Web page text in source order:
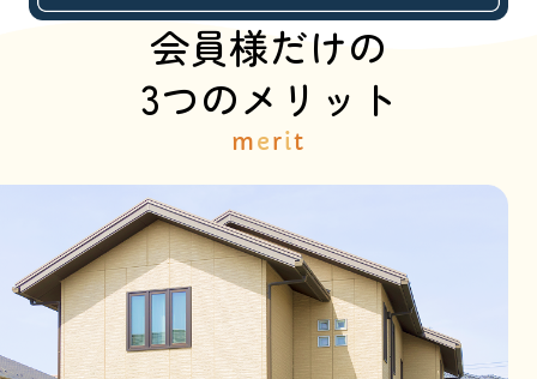
会員様だけの
3つのメリット
merit